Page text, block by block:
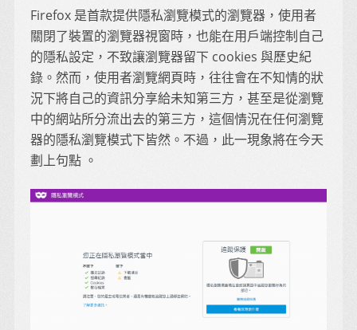
Firefox 是首款提供隱私瀏覽模式的瀏覽器，使用者
關閉了裝置的瀏覽器視窗時，也能在用戶端控制自己
的隱私設定，不致讓瀏覽器留下 cookies 與歷史紀
錄。然而，使用者瀏覽網頁時，往往會在不知情的狀
況下將自己的資訊分享給未知第三方，甚至是從瀏覽
中的網站所分流出去的第三方，這個情況在任何瀏覽
器的隱私瀏覽模式下皆然。不過，此一現象將在今天
劃上句點 。